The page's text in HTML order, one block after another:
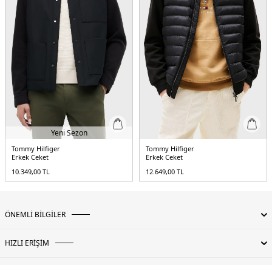
- Ayarlanabilir kapüşon
- Su geçirmez
Çin
3DE1MW0MW34456DW5.12
Yeni Sezon
Tommy Hilfiger
Erkek Ceket
10.349,00 TL
Tommy Hilfiger
Erkek Ceket
12.649,00 TL
ÖNEMLİ BİLGİLER
HIZLI ERİŞİM